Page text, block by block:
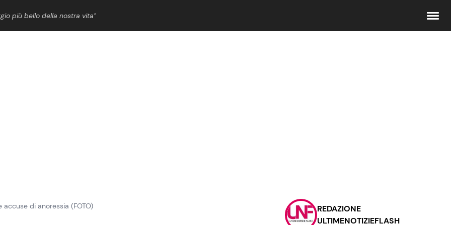
più bello della nostra vita”
Contattaci
Pubblicità
di anoressia (FOTO)
REDAZIONE
ULTIMENOTIZIEFLASH